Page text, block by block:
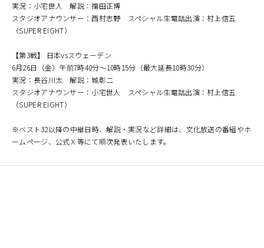
実況：小宅世人 解説：福田正博
スタジオアナウンサー：西村志野 スペシャル生電話出演：村上信五
（SUPER EIGHT）
【第3戦】 日本vsスウェーデン
6月26日（金）午前7時40分～10時15分（最大延長10時30分）
実況：長谷川太 解説：城彰二
スタジオアナウンサー：小宅世人 スペシャル生電話出演：村上信五
（SUPER EIGHT）
※ベスト32以降の中継日時、解説・実況など詳細は、文化放送の番組やホ
ームページ、公式Ｘ等にて順次発表いたします。